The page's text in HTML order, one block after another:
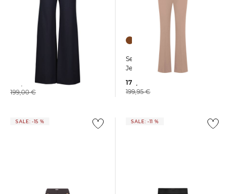
Seductive | Damen
Jerseyhose KIMBERLY
149,55 €
199,00 €
Seductive | Damen
Jerseyhose NANOU
179,99 €
199,95 €
SALE: -15 % SALE: -11 %